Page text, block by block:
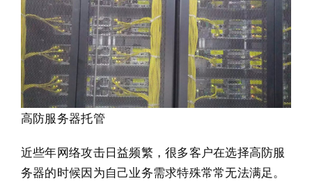
高防服务器托管
近些年网络攻击日益频繁，很多客户在选择高防服
务器的时候因为自己业务需求特殊常常无法满足。